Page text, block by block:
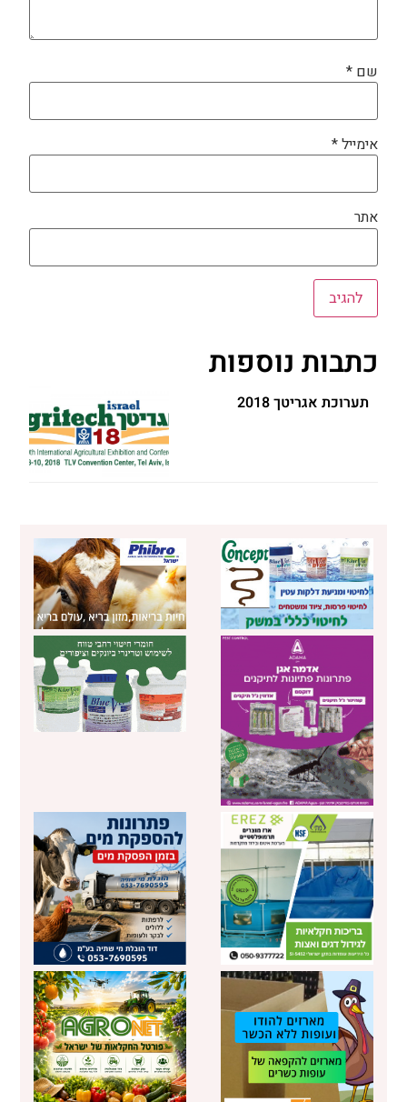
שם *
אימייל*
אתר
כתבות נוספות
תערוכת אגריטך 2018